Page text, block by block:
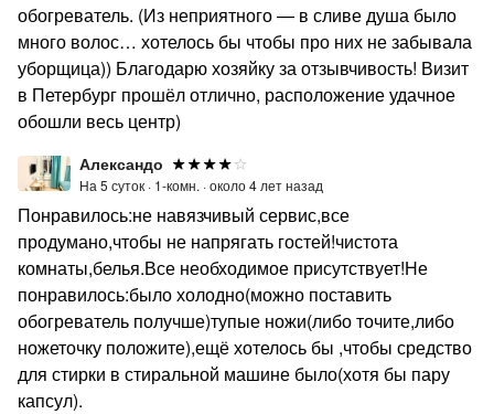
обогреватель. (Из неприятного — в сливе душа было
много волос… хотелось бы чтобы про них не забывала
уборщица)) Благодарю хозяйку за отзывчивость! Визит
в Петербург прошёл отлично, расположение удачное
обошли весь центр)
Александо
На 5 суток · 1-комн. ·около 4 лет назад
Понравилось:не навязчивый сервис,все
продумано,чтобы не напрягать гостей!чистота
комнаты,белья.Все необходимое присутствует!Не
понравилось:было холодно(можно поставить
обогреватель получше)тупые ножи(либо точите,либо
ножеточку положите),ещё хотелось бы ,чтобы средство
для стирки в стиральной машине было(хотя бы пару
капсул).